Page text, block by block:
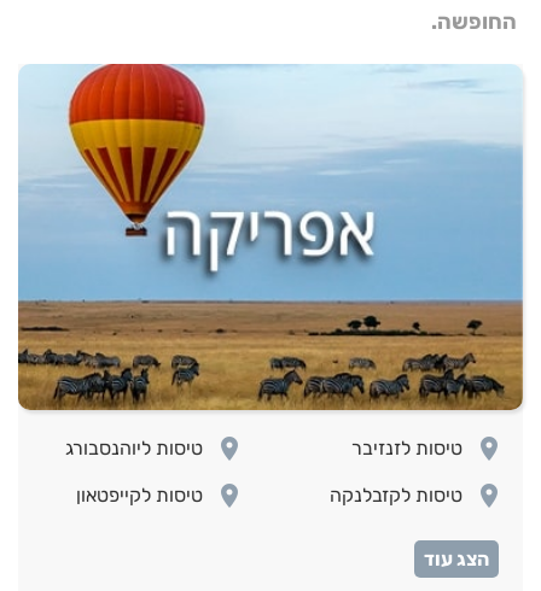
החופשה.
room טיסות לזנזיבר room טיסות ליוהנסבורג
room טיסות לקזבלנקה room טיסות לקייפטאון